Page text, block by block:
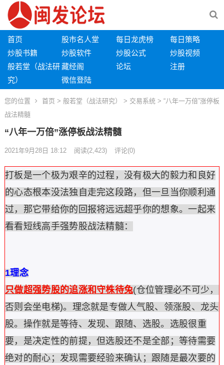
首页 股市名人堂 每日龙虎榜
每日策略
炒股书籍
炒股软件 炒股公式
炒股视频
般若堂（战法研
究）
藏经阁 论坛
注册
微信登陆
您的位置 首页 > 般若堂（战法研究） > 交易系统 > “八年一万倍”涨停板
战法精髓
“八年一万倍”涨停板战法精髓
2021年9月28日 18:12 阅读(2,423) 评论(0)
打板是一个极为艰辛的过程，没有极大的毅力和良好
的心态根本没法独自走完这段路，但一旦当你顺利通
过，那它带给你的回报将远远超乎你的想象。一起来
看看短线高手强势股战法精髓：
1理念
只做超强势股的追涨和守株待兔(仓位管理必不可少，
否则会坐电梯)。理念就是专做人气股、领涨股、龙头
股。操作就是等待、发现、跟随、选股。选股很重
要，是决定性的前提，但选股还不是全部；等待需要
绝对的耐心；发现需要经验来确认；跟随是最次要的